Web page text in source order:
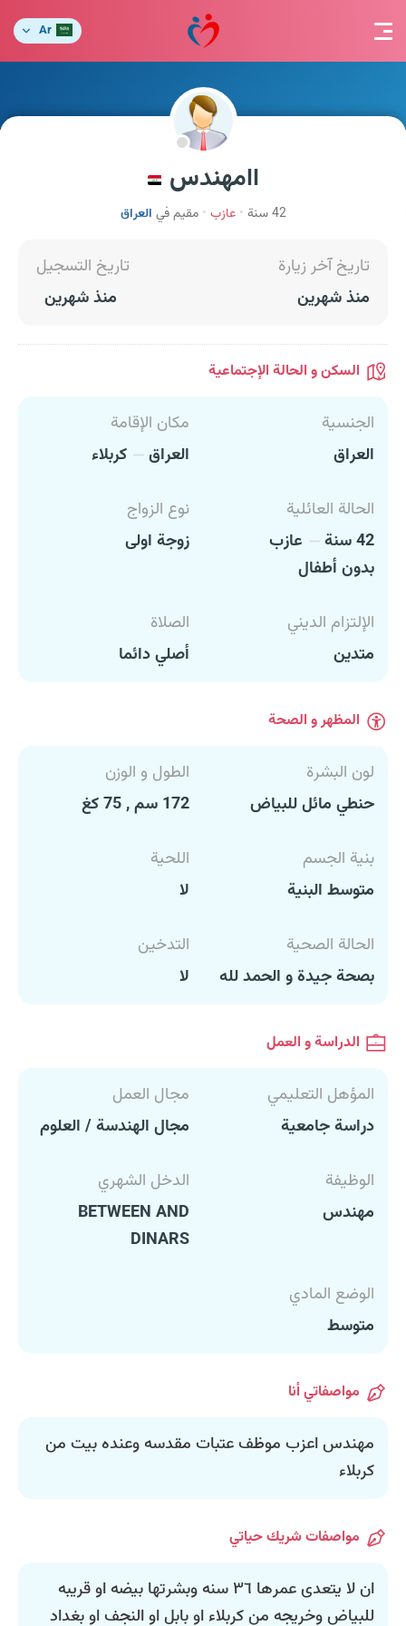
Ar
اامهندس
42 سنة عازب مقيم في العراق
تاريخ آخر زيارة
منذ شهرين
تاريخ التسجيل
منذ شهرين
السكن و الحالة الإجتماعية
الجنسية
العراق
مكان الإقامة
العراق
كربلاء
الحالة العائلية
42 سنة
عازب
بدون أطفال
نوع الزواج
زوجة اولى
الإلتزام الديني
متدين
الصلاة
أصلي دائما
المظهر و الصحة
لون البشرة
حنطي مائل للبياض
الطول و الوزن
172 سم , 75 كغ
بنية الجسم
متوسط البنية
اللحية
لا
الحالة الصحية
بصحة جيدة و الحمد لله
التدخين
لا
الدراسة و العمل
المؤهل التعليمي
دراسة جامعية
مجال العمل
مجال الهندسة / العلوم
الوظيفة
مهندس
الدخل الشهري
BETWEEN AND
DINARS
الوضع المادي
متوسط
مواصفاتي أنا
مهندس اعزب موظف عتبات مقدسه وعنده بيت من
كربلاء
مواصفات شريك حياتي
ان لا يتعدى عمرها ٣٦ سنه وبشرتها بيضه او قريبه
للبياض وخريجه من كربلاء او بابل او النجف او بغداد